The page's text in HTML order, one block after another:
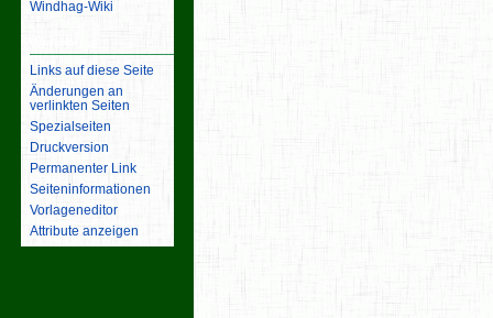
Windhag-Wiki
Links auf diese Seite
Änderungen an
verlinkten Seiten
Spezialseiten
Druckversion
Permanenter Link
Seiten­­informationen
Vorlageneditor
Attribute anzeigen